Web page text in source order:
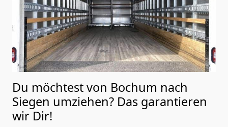
Du möchtest von Bochum nach
Siegen umziehen? Das garantieren
wir Dir!